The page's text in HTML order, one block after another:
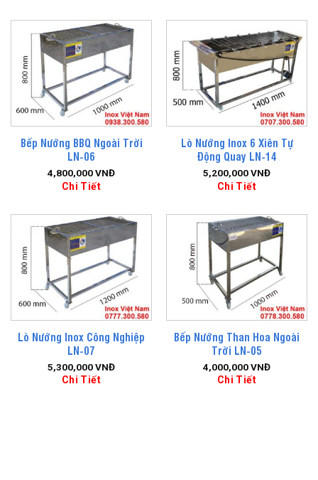
Bếp Nướng BBQ Ngoài Trời
LN-06
4,800,000VNĐ
Chi Tiết
Lò Nướng Inox 6 Xiên Tự
Động Quay LN-14
5,200,000VNĐ
Chi Tiết
Lò Nướng Inox Công Nghiệp
LN-07
5,300,000VNĐ
Chi Tiết
Bếp Nướng Than Hoa Ngoài
Trời LN-05
4,000,000VNĐ
Chi Tiết